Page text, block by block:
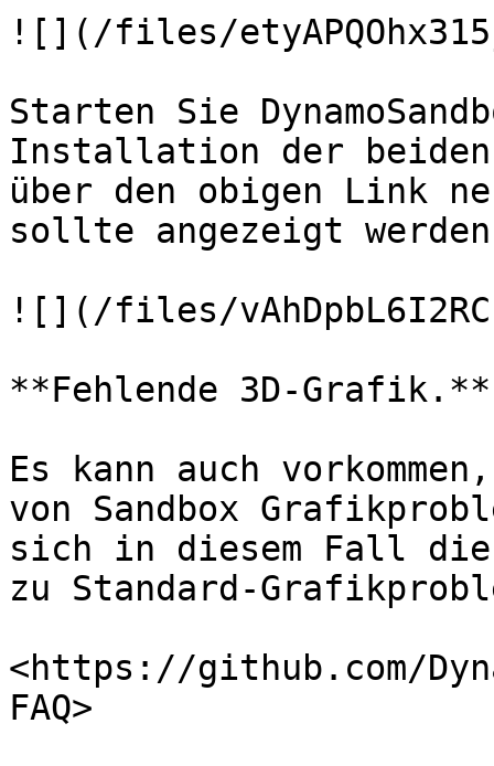
![](/files/
Starten Sie
Installation der beiden
über den obigen Link
sollte angezeigt
![](/files/
**Fehlende 3D-Grafik.**
Es kann auch
von Sandbox
sich in diesem Fall
zu Standard-
<https://github.com/
FAQ>